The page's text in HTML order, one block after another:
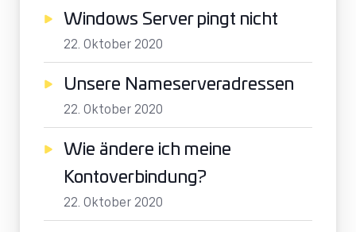
Windows Server pingt nicht
22. Oktober 2020
Unsere Nameserveradressen
22. Oktober 2020
Wie ändere ich meine
Kontoverbindung?
22. Oktober 2020